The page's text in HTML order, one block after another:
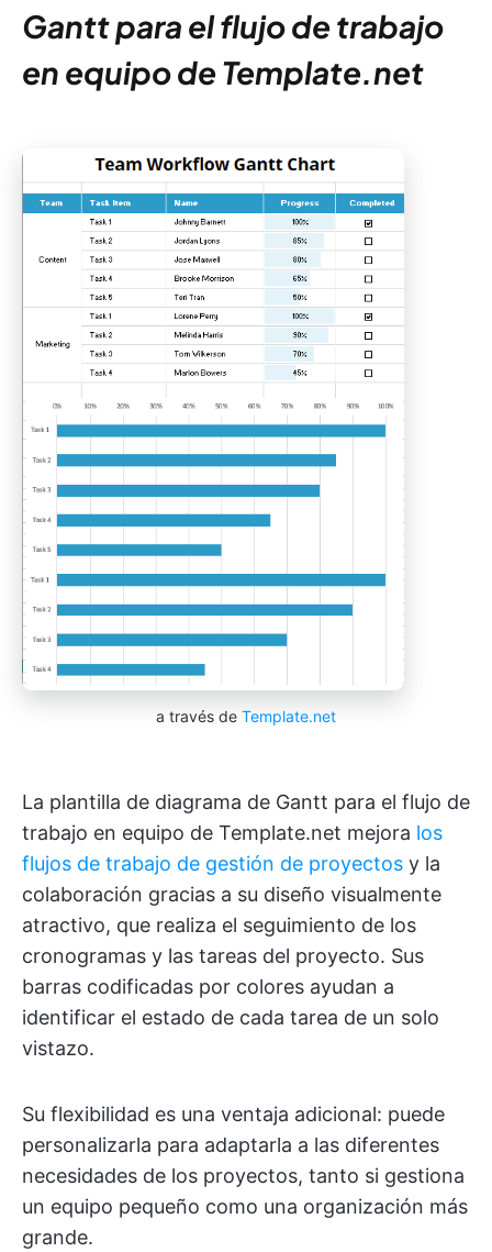
Gantt para el flujo de trabajo
en equipo de Template.net
a través de Template.net
La plantilla de diagrama de Gantt para el flujo de
trabajo en equipo de Template.net mejora los
flujos de trabajo de gestión de proyectos y la
colaboración gracias a su diseño visualmente
atractivo, que realiza el seguimiento de los
cronogramas y las tareas del proyecto. Sus
barras codificadas por colores ayudan a
identificar el estado de cada tarea de un solo
vistazo.
Su flexibilidad es una ventaja adicional: puede
personalizarla para adaptarla a las diferentes
necesidades de los proyectos, tanto si gestiona
un equipo pequeño como una organización más
grande.